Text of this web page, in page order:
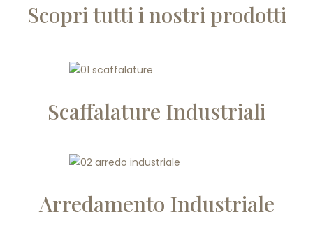
Scopri tutti i nostri prodotti
Scaffalature Industriali
Arredamento Industriale